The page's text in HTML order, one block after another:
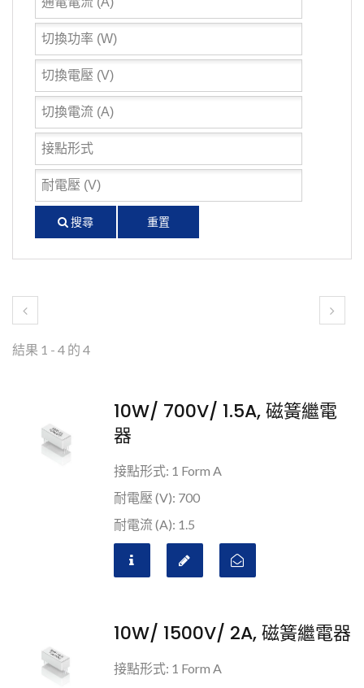
搜尋 重置
結果 1 - 4 的 4
10W/ 700V/ 1.5A, 磁簧繼電
器
接點形式: 1 Form A
耐電壓 (V): 700
耐電流 (A): 1.5
10W/ 1500V/ 2A, 磁簧繼電器
接點形式: 1 Form A